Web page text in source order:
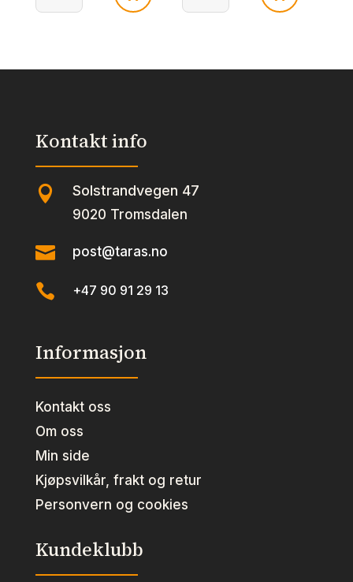
Toxic
Jolly
Kontakt info
 Solstrandvegen 47
9020 Tromsdalen
 post@taras.no
 +47 90 91 29 13
Informasjon
Kontakt oss
Om oss
Min side
Kjøpsvilkår, frakt og retur
Personvern og cookies
Kundeklubb